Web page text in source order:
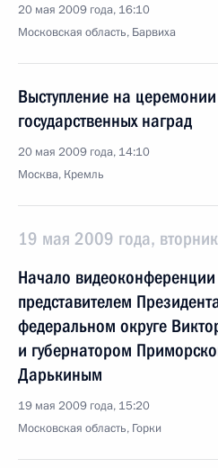
20 мая 2009 года, 16:10
Московская область, Барвиха
Выступление на
государственных наград
20 мая 2009 года, 14:10
Москва, Кремль
19 мая 2009 года, вторник
Начало
представителем
федеральном округе
и губернатором
Дарькиным
19 мая 2009 года, 15:20
Московская область, Горки